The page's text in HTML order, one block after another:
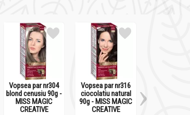
Vopsea par nr304
blond cenusiu 90g -
MISS MAGIC
CREATIVE
Vopsea par nr316
ciocolatiu natural
90g - MISS MAGIC
CREATIVE